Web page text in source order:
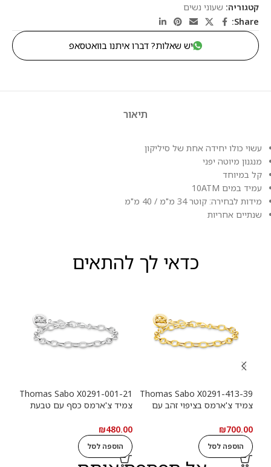
קטגוריה: שעוני נשים
Share:
יש שאלות? דברו איתנו בוואטסאפ
תיאור
עשוי כולו יחידה אחת של סיליקון
מנגנון מיוטה יפני
קל במיוחד
עמיד במים 10ATM
מידות לבחירה: קוטר 34 מ"מ / 40 מ"מ
שנתיים אחריות
כדאי לך להתאים
Thomas Sabo X0291-413-39
צמיד צ'ארמס בציפוי זהב עם
₪700.00
הוספה לסל
Thomas Sabo X0291-001-21
צמיד צ'ארמס כסף עם טבעת
₪480.00
הוספה לסל